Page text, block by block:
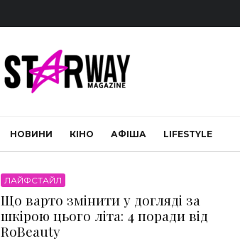
НОВИНИ КІНО АФІША LIFESTYLE
ЛАЙФСТАЙЛ
Що варто змінити у догляді за
шкірою цього літа: 4 поради від
RoBeauty